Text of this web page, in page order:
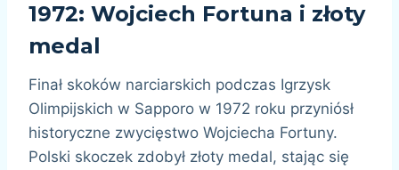
1972: Wojciech Fortuna i złoty
medal
Finał skoków narciarskich podczas Igrzysk
Olimpijskich w Sapporo w 1972 roku przyniósł
historyczne zwycięstwo Wojciecha Fortuny.
Polski skoczek zdobył złoty medal, stając się